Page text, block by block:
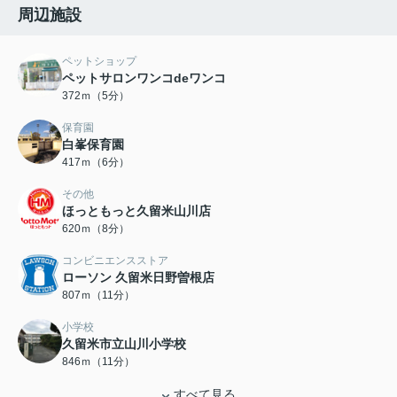
周辺施設
ペットショップ
ペットサロンワンコdeワンコ
372ｍ（5分）
保育園
白峯保育園
417ｍ（6分）
その他
ほっともっと久留米山川店
620ｍ（8分）
コンビニエンスストア
ローソン 久留米日野曽根店
807ｍ（11分）
小学校
久留米市立山川小学校
846ｍ（11分）